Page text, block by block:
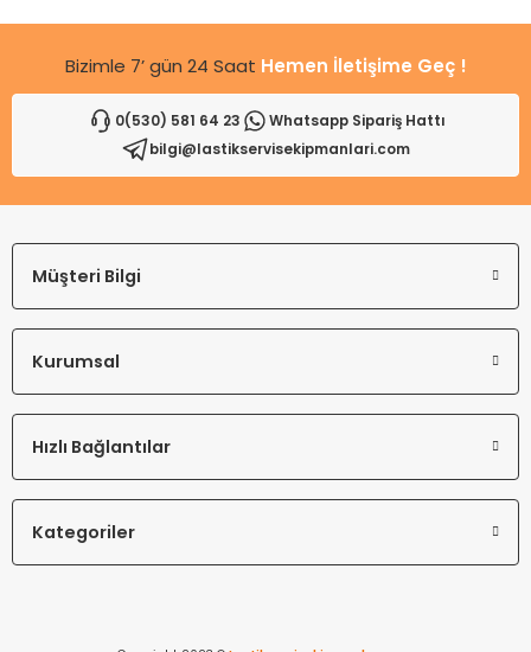
Gönder
Bizimle 7’ gün 24 Saat Hemen İletişime Geç !
0(530) 581 64 23
Whatsapp Sipariş Hattı
bilgi@lastikservisekipmanlari.com
Müşteri Bilgi
Kurumsal
Hızlı Bağlantılar
Kategoriler